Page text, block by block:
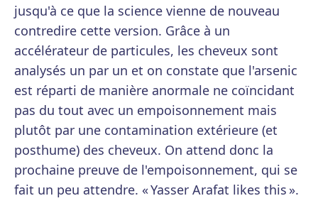
jusqu'à ce que la science vienne de nouveau
contredire cette version. Grâce à un
accélérateur de particules, les cheveux sont
analysés un par un et on constate que l'arsenic
est réparti de manière anormale ne coïncidant
pas du tout avec un empoisonnement mais
plutôt par une contamination extérieure (et
posthume) des cheveux. On attend donc la
prochaine preuve de l'empoisonnement, qui se
fait un peu attendre. « Yasser Arafat likes this ».